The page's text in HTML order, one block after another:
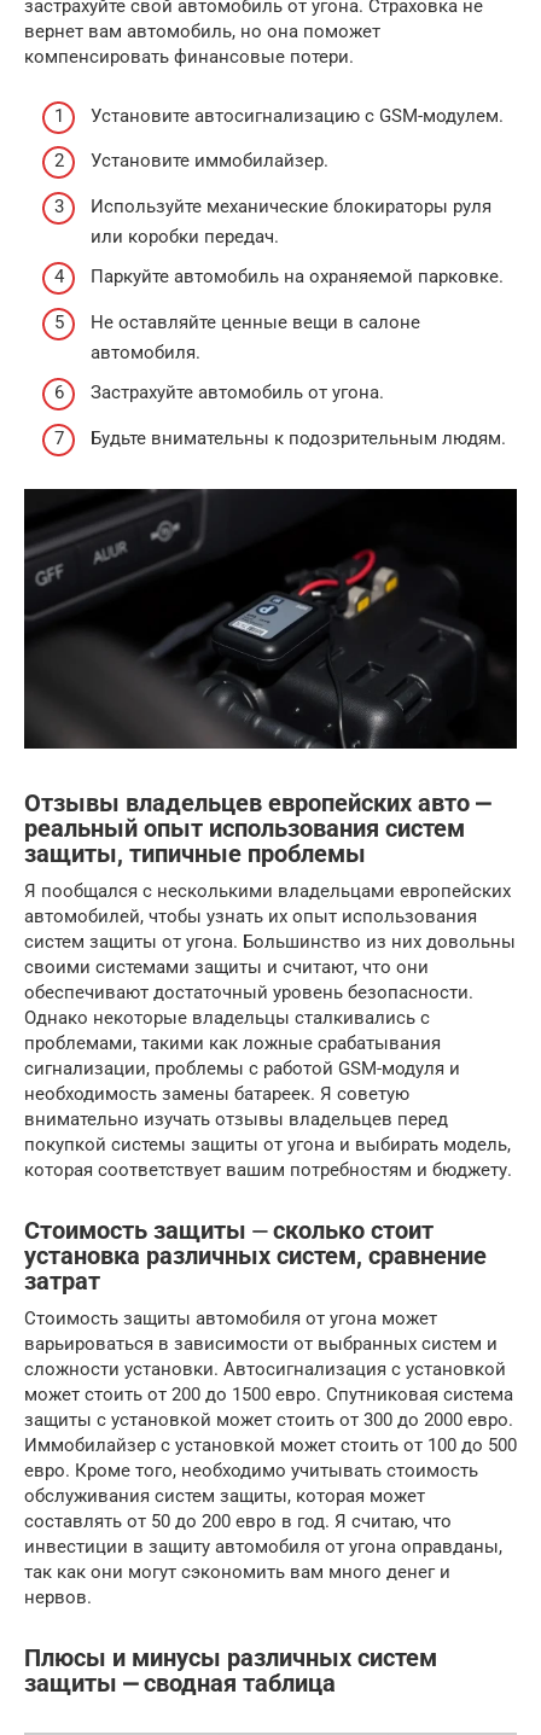
застрахуйте свой автомобиль от угона. Страховка не
вернет вам автомобиль, но она поможет
компенсировать финансовые потери.
Установите автосигнализацию с GSM-модулем.
Установите иммобилайзер.
Используйте механические блокираторы руля
или коробки передач.
Паркуйте автомобиль на охраняемой парковке.
Не оставляйте ценные вещи в салоне
автомобиля.
Застрахуйте автомобиль от угона.
Будьте внимательны к подозрительным людям.
Отзывы владельцев европейских авто ⎼
реальный опыт использования систем
защиты, типичные проблемы
Я пообщался с несколькими владельцами европейских
автомобилей, чтобы узнать их опыт использования
систем защиты от угона. Большинство из них довольны
своими системами защиты и считают, что они
обеспечивают достаточный уровень безопасности.
Однако некоторые владельцы сталкивались с
проблемами, такими как ложные срабатывания
сигнализации, проблемы с работой GSM-модуля и
необходимость замены батареек. Я советую
внимательно изучать отзывы владельцев перед
покупкой системы защиты от угона и выбирать модель,
которая соответствует вашим потребностям и бюджету.
Стоимость защиты ⏤ сколько стоит
установка различных систем, сравнение
затрат
Стоимость защиты автомобиля от угона может
варьироваться в зависимости от выбранных систем и
сложности установки. Автосигнализация с установкой
может стоить от 200 до 1500 евро. Спутниковая система
защиты с установкой может стоить от 300 до 2000 евро.
Иммобилайзер с установкой может стоить от 100 до 500
евро. Кроме того, необходимо учитывать стоимость
обслуживания систем защиты, которая может
составлять от 50 до 200 евро в год. Я считаю, что
инвестиции в защиту автомобиля от угона оправданы,
так как они могут сэкономить вам много денег и
нервов.
Плюсы и минусы различных систем
защиты ⎼ сводная таблица